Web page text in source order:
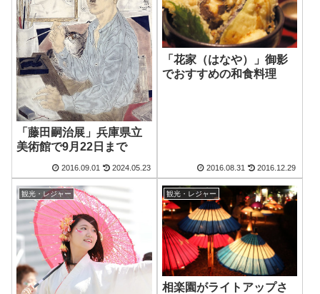
「藤田嗣治展」兵庫県立
美術館で9月22日まで
2016.09.01 2024.05.23
「花家（はなや）」御影
でおすすめの和食料理
2016.08.31 2016.12.29
観光・レジャー 観光・レジャー
相楽園がライトアップさ